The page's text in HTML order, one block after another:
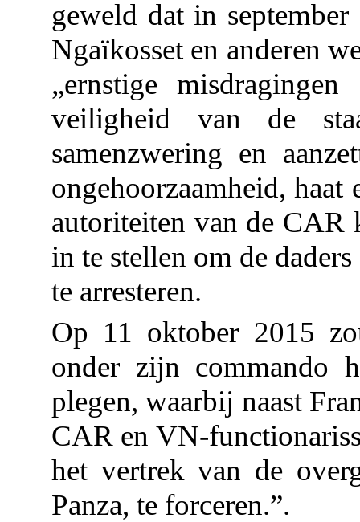
geweld dat in
Ngaïkosset en anderen
„ernstige
veiligheid van de
samenzwering en
ongehoorzaamheid,
autoriteiten van de CAR
in te stellen om de
te arresteren.
Op 11 oktober 2015
onder zijn commando
plegen, waarbij naast
CAR en VN-
het vertrek van de
Panza, te forceren.”.